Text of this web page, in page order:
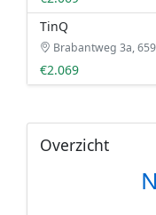
TinQ
Brabantweg 3a,
€2.069
Overzicht